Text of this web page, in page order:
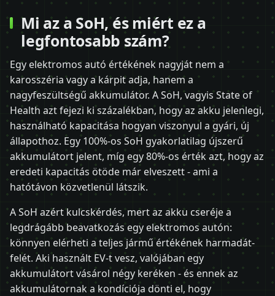
Mi az a SoH, és miért ez a
legfontosabb szám?
Egy elektromos autó értékének nagyját nem a
karosszéria vagy a kárpit adja, hanem a
nagyfeszültségű akkumulátor. A SoH, vagyis State of
Health azt fejezi ki százalékban, hogy az akku jelenlegi,
használható kapacitása hogyan viszonyul a gyári, új
állapothoz. Egy 100%-os SoH gyakorlatilag újszerű
akkumulátort jelent, míg egy 80%-os érték azt, hogy az
eredeti kapacitás ötöde már elveszett - ami a
hatótávon közvetlenül látszik.
A SoH azért kulcskérdés, mert az akku cseréje a
legdrágább beavatkozás egy elektromos autón:
könnyen elérheti a teljes jármű értékének harmadát-
felét. Aki használt EV-t vesz, valójában egy
akkumulátort vásárol négy keréken - és ennek az
akkumulátornak a kondíciója dönti el, hogy